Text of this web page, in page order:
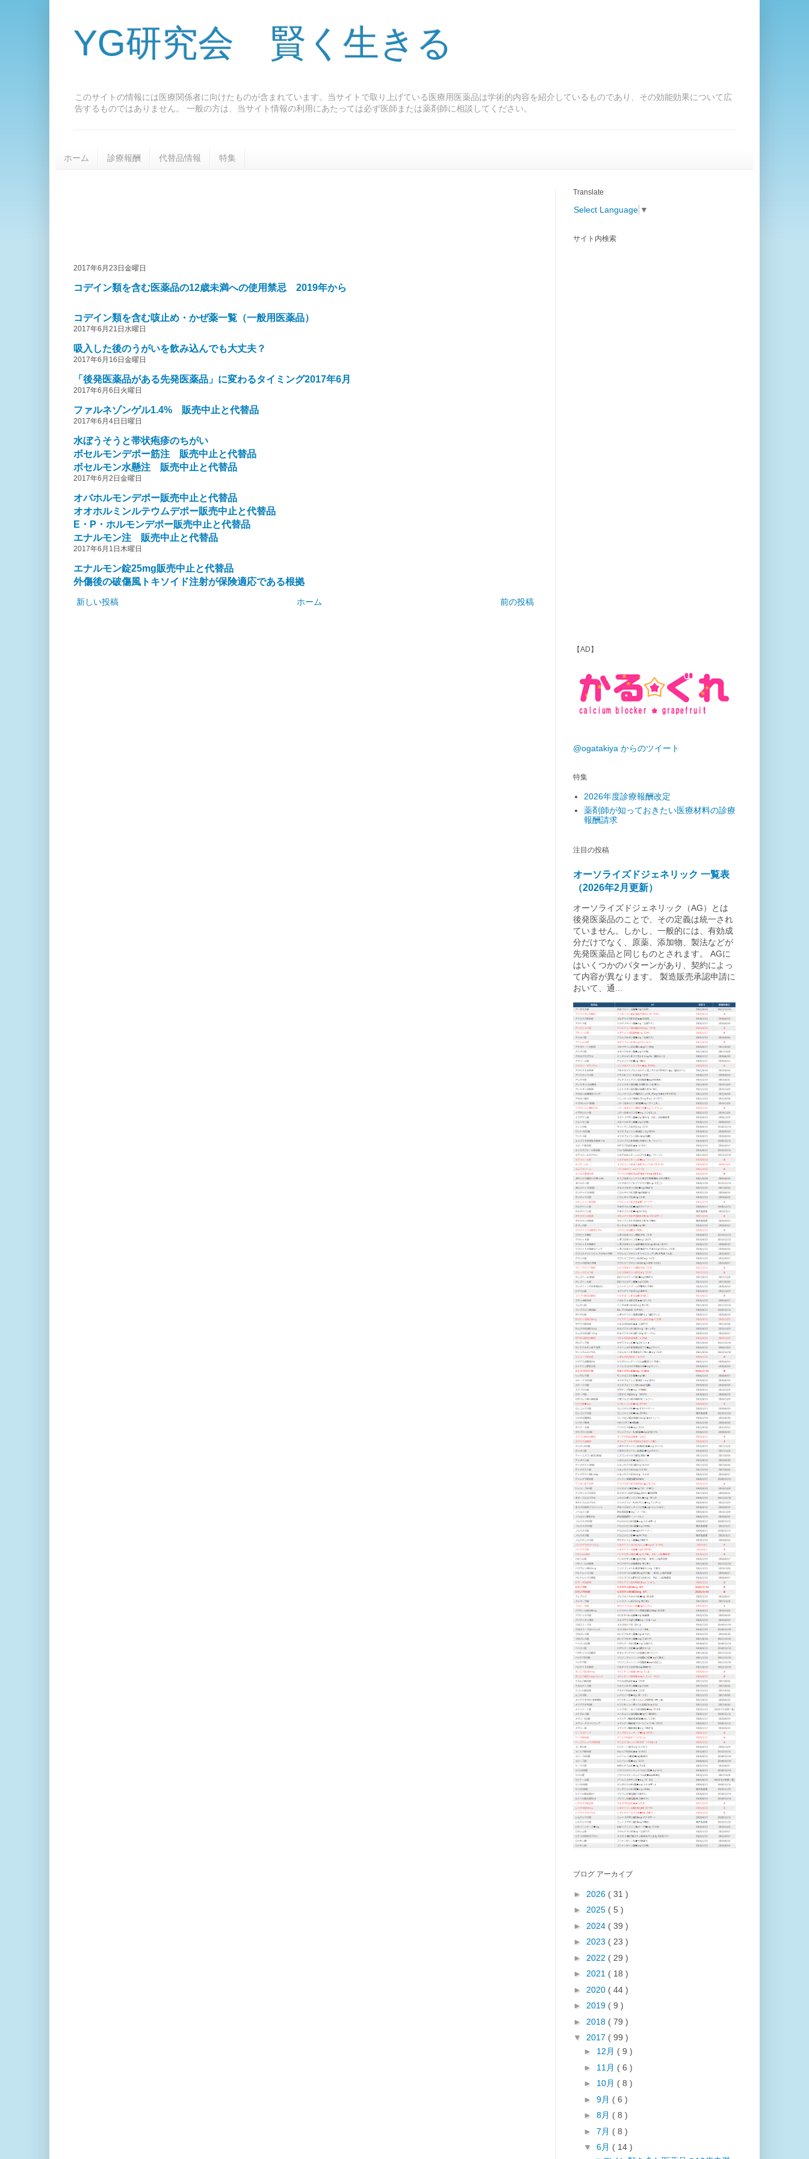
YG研究会 賢く生きる
このサイトの情報には医療関係者に向けたものが含まれています。当サイトで取り上げている医療用医薬品は学術的内容を紹介しているものであり、その効能効果について広
告するものではありません。 一般の方は、当サイト情報の利用にあたっては必ず医師または薬剤師に相談してください。
ホーム 診療報酬 代替品情報 特集
2017年6月23日金曜日
コデイン類を含む医薬品の12歳未満への使用禁忌 2019年から
コデイン類を含む咳止め・かぜ薬一覧（一般用医薬品）
2017年6月21日水曜日
吸入した後のうがいを飲み込んでも大丈夫？
2017年6月16日金曜日
「後発医薬品がある先発医薬品」に変わるタイミング2017年6月
2017年6月6日火曜日
ファルネゾンゲル1.4% 販売中止と代替品
2017年6月4日日曜日
水ぼうそうと帯状疱疹のちがい
ボセルモンデポー筋注 販売中止と代替品
ボセルモン水懸注 販売中止と代替品
2017年6月2日金曜日
オバホルモンデポー販売中止と代替品
オオホルミンルテウムデポー販売中止と代替品
E・P・ホルモンデポー販売中止と代替品
エナルモン注 販売中止と代替品
2017年6月1日木曜日
エナルモン錠25mg販売中止と代替品
外傷後の破傷風トキソイド注射が保険適応である根拠
新しい投稿 前の投稿
ホーム
Translate
Select Language ▼
サイト内検索
【AD】
@ogatakiya からのツイート
特集
2026年度診療報酬改定
薬剤師が知っておきたい医療材料の診療
報酬請求
注目の投稿
オーソライズドジェネリック 一覧表
（2026年2月更新）
オーソライズドジェネリック（AG）とは
後発医薬品のことで、その定義は統一され
ていません。しかし、一般的には、有効成
分だけでなく、原薬、添加物、製法などが
先発医薬品と同じものとされます。 AGに
はいくつかのパターンがあり、契約によっ
て内容が異なります。 製造販売承認申請に
おいて、通...
ブログ アーカイブ
► 2026 ( 31 )
► 2025 ( 5 )
► 2024 ( 39 )
► 2023 ( 23 )
► 2022 ( 29 )
► 2021 ( 18 )
► 2020 ( 44 )
► 2019 ( 9 )
► 2018 ( 79 )
▼ 2017 ( 99 )
► 12月 ( 9 )
► 11月 ( 6 )
► 10月 ( 8 )
► 9月 ( 6 )
► 8月 ( 8 )
► 7月 ( 8 )
▼ 6月 ( 14 )